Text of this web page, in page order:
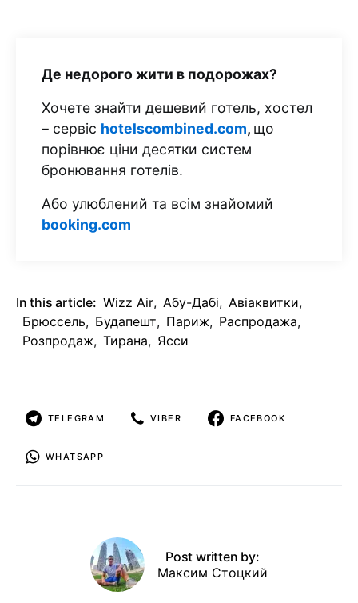
Де недорого жити в подорожах?
Хочете знайти дешевий готель, хостел
– сервіс hotelscombined.com, що
порівнює ціни десятки систем
бронювання готелів.
Або улюблений та всім знайомий
booking.com
In this article: Wizz Air, Абу-Дабі, Авіаквитки,
Брюссель, Будапешт, Париж, Распродажа,
Розпродаж, Тирана, Ясси
TELEGRAM VIBER FACEBOOK
WHATSAPP
Post written by:
Максим Стоцкий